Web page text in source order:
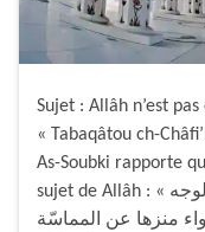
Sujet : Allâh n’est
« Tabaqâtou ch-
As-Soubki rapporte
sujet de Allâh : « استوى على العرش المجيد على الوجه
منزها عن المماسّة